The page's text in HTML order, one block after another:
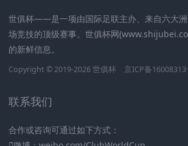
世俱杯——是一项由国际足联主办、来自六大
场竞技的顶级赛事。世俱杯网
的新鲜信息。
Copyright © 2019-2026 世俱杯 京ICP备
联系我们
合作或咨询可通过如下方式：